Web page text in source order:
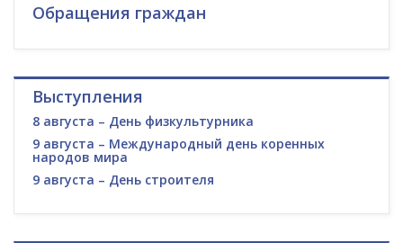
Обращения граждан
Выступления
8 августа – День физкультурника
9 августа – Международный день коренных
народов мира
9 августа – День строителя